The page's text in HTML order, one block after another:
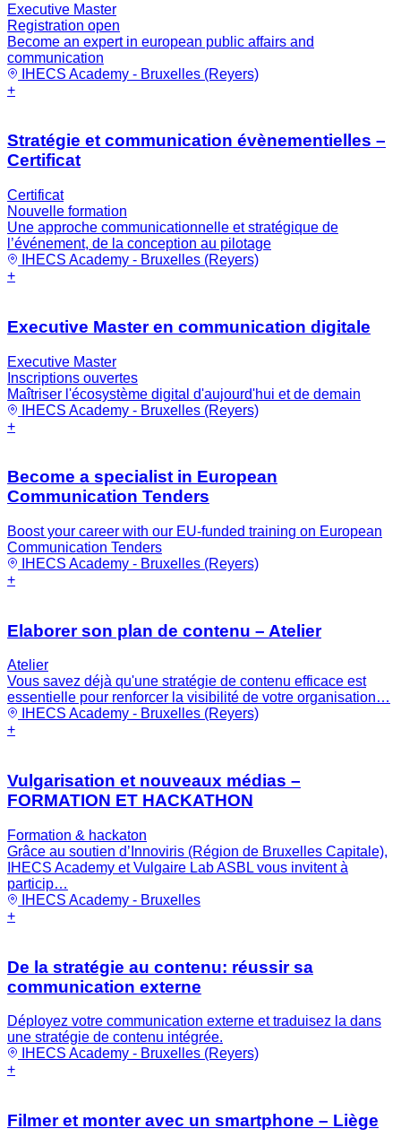
Executive Master
Registration open
Become an expert in european public affairs and
communication
IHECS Academy - Bruxelles (Reyers)
+
Stratégie et communication évènementielles –
Certificat
Certificat
Nouvelle formation
Une approche communicationnelle et stratégique de
l’événement, de la conception au pilotage
IHECS Academy - Bruxelles (Reyers)
+
Executive Master en communication digitale
Executive Master
Inscriptions ouvertes
Maîtriser l'écosystème digital d'aujourd'hui et de demain
IHECS Academy - Bruxelles (Reyers)
+
Become a specialist in European
Communication Tenders
Boost your career with our EU-funded training on European
Communication Tenders
IHECS Academy - Bruxelles (Reyers)
+
Elaborer son plan de contenu – Atelier
Atelier
Vous savez déjà qu'une stratégie de contenu efficace est
essentielle pour renforcer la visibilité de votre organisation…
IHECS Academy - Bruxelles (Reyers)
+
Vulgarisation et nouveaux médias –
FORMATION ET HACKATHON
Formation & hackaton
Grâce au soutien d’Innoviris (Région de Bruxelles Capitale),
IHECS Academy et Vulgaire Lab ASBL vous invitent à
particip…
IHECS Academy - Bruxelles
+
De la stratégie au contenu: réussir sa
communication externe
Déployez votre communication externe et traduisez la dans
une stratégie de contenu intégrée.
IHECS Academy - Bruxelles (Reyers)
+
Filmer et monter avec un smartphone – Liège